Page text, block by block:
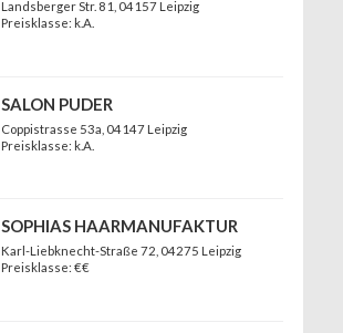
Landsberger Str. 81 , 04157 Leipzig
Preisklasse: k.A.
SALON PUDER
Coppistrasse 53a , 04147 Leipzig
Preisklasse: k.A.
SOPHIAS HAARMANUFAKTUR
Karl-Liebknecht-Straße 72 , 04275 Leipzig
Preisklasse: €€